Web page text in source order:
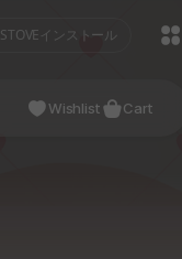
STOVEインストール
Studio
Wishlist Cart